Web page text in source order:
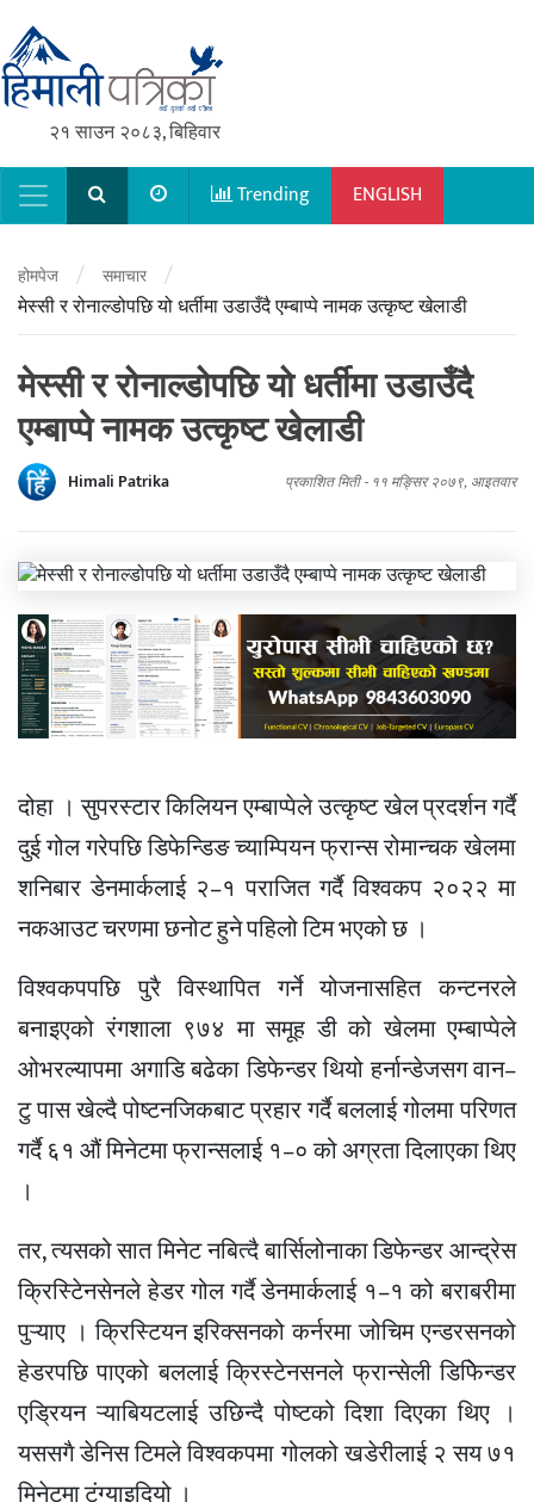
२१ साउन २०८३, बिहिवार
Main NavigationTrending ENGLISH
होमपेज / समाचार /
मेस्सी र रोनाल्डोपछि यो धर्तीमा उडाउँदै एम्बाप्पे नामक उत्कृष्ट खेलाडी
मेस्सी र रोनाल्डोपछि यो धर्तीमा उडाउँदै
एम्बाप्पे नामक उत्कृष्ट खेलाडी
Himali Patrika प्रकाशित मिती - ११ मङ्सिर २०७९, आइतवार
दोहा । सुपरस्टार किलियन एम्बाप्पेले उत्कृष्ट खेल प्रदर्शन गर्दै
दुई गोल गरेपछि डिफेन्डिङ च्याम्पियन फ्रान्स रोमान्चक खेलमा
शनिबार डेनमार्कलाई २–१ पराजित गर्दै विश्वकप २०२२ मा
नकआउट चरणमा छनोट हुने पहिलो टिम भएको छ ।
विश्वकपपछि पुरै विस्थापित गर्ने योजनासहित कन्टनरले
बनाइएको रंगशाला ९७४ मा समूह डी को खेलमा एम्बाप्पेले
ओभरल्यापमा अगाडि बढेका डिफेन्डर थियो हर्नान्डेजसग वान–
टु पास खेल्दै पोष्टनजिकबाट प्रहार गर्दै बललाई गोलमा परिणत
गर्दै ६१ औं मिनेटमा फ्रान्सलाई १–० को अग्रता दिलाएका थिए
।
तर, त्यसको सात मिनेट नबित्दै बार्सिलोनाका डिफेन्डर आन्द्रेस
क्रिस्टिेनसेनले हेडर गोल गर्दै डेनमार्कलाई १–१ को बराबरीमा
पुऱ्याए । क्रिस्टियन इरिक्सनको कर्नरमा जोचिम एन्डरसनको
हेडरपछि पाएको बललाई क्रिस्टेनसनले फ्रान्सेली डिफिेन्डर
एड्रियन ऱ्याबियटलाई उछिन्दै पोष्टको दिशा दिएका थिए ।
यससगै डेनिस टिमले विश्वकपमा गोलको खडेरीलाई २ सय ७१